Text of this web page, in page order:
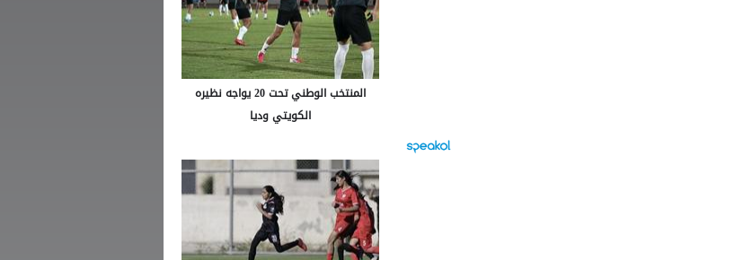
المنتخب الوطني تحت 20 يواجه نظيره
الكويتي وديا